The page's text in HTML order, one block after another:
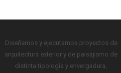
Diseñamos y ejecutamos proyectos de
arquitectura exterior y de paisajismo de
distinta tipología y envergadura,